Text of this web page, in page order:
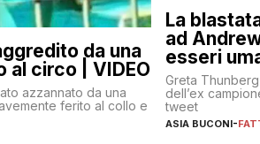
da una
al circo | VIDEO
azzannato da una
ferito al collo e
La
ad
esseri
Greta
dell’ex
tweet
ASIA BUCONI-